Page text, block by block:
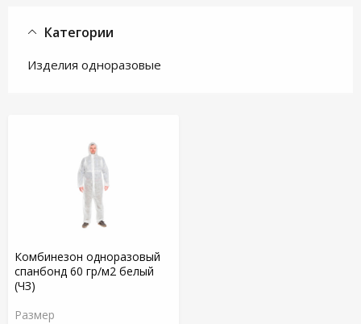
Категории
Изделия одноразовые
Комбинезон одноразовый
спанбонд 60 гр/м2 белый
(ЧЗ)
Размер